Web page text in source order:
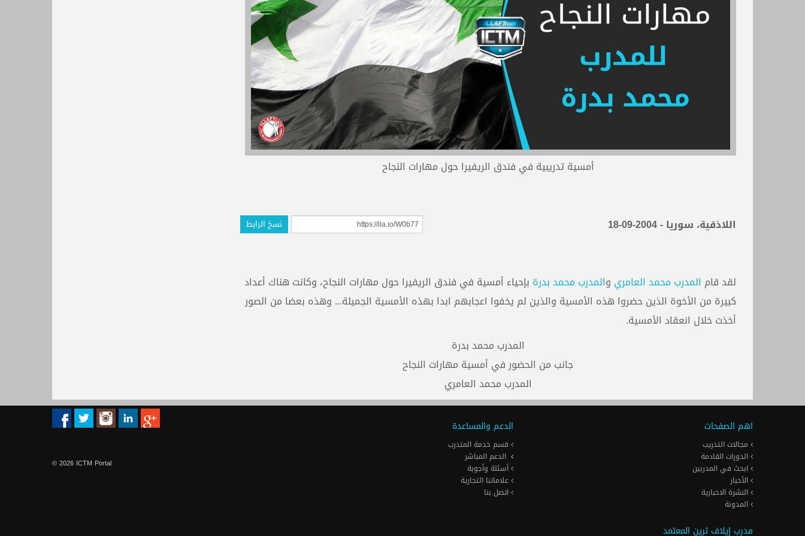
أمسية تدريبية في فندق الريفيرا حول مهارات النجاح
اللاذقية، سوريا - 2004-09-18 نسخ الرابط
لقد قام المدرب محمد العامري والمدرب محمد بدرة بإحياء أمسية في فندق الريفيرا حول مهارات النجاح، وكانت هناك أعداد
كبيرة من الأخوة الذين حضروا هذه الأمسية والذين لم يخفوا اعجابهم ابدا بهذه الأمسية الجميلة... وهذه بعضا من الصور
أخذت خلال انعقاد الأمسية.
المدرب محمد بدرة
جانب من الحضور في أمسية مهارات النجاح
المدرب محمد العامري
اهم الصفحات
مجالات التدريب
الدورات القادمة
ابحث في المدربين
الأخبار
النشرة الاخبارية
المدونة
مدرب إيلاف ترين المعتمد
الدعم والمساعدة
قسم خدمة المتدرب
الدعم المباشر
أسئلة وأجوبة
علاماتنا التجارية
اتصل بنا
© 2026 ICTM Portal